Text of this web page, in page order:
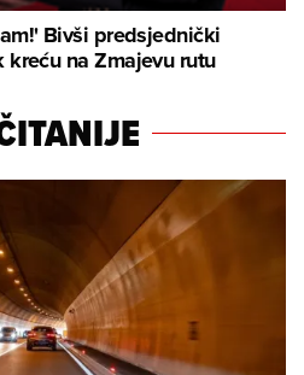
Bivši predsjednički
na Zmajevu rutu